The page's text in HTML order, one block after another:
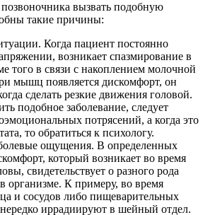
вызвать подобную
такие причины:
Когда пациент постоянно
возникает спазмирование в
того в связи с накоплением молочной
мышц появляется дискомфорт, он
сделать резкие движения головой.
подобное заболевание, следует
потрясений, а когда это
то обратиться к психологу.
ощущения. В определенных
который возникает во время
свидетельствует о разного рода
организме. К примеру, во время
и сосудов либо пищеварительных
иррадиируют в шейный отдел.